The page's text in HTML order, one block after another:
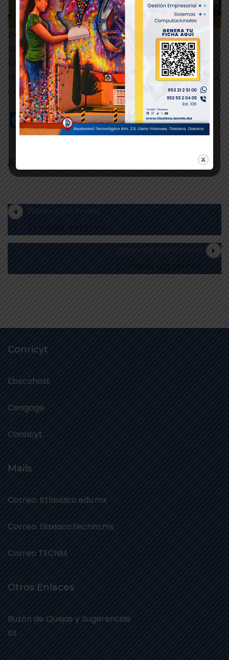
Departamento de Comunicación y Difusión.
Instituto Tecnológico de Tlaxiaco
EXCELENCIA EN EDUCACIÓN TECNOLÓGICA®
EDUCACIÓN, CIENCIA Y TECNOLOGÍA, PROGRESO, DÍA
CON DÍA
Facebook
Twitter
WhatsApp
Publicación Previa
Entrada anterior
Siguiente Publicación
Entrada siguiente
Conricyt
Ebscohost
Cengage
Conricyt
Mails
Correo: ittlaxiaco.edu.mx
Correo: tlaxiaco.tecnm.mx
Correo TECNM
Otros Enlaces
Buzón de Quejas y Sugerencias
SII